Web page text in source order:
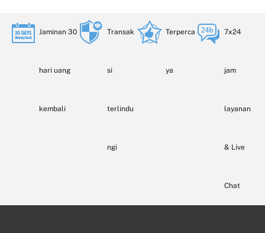
Jaminan 30
hari uang
kembali
Transak
si
terlindu
ngi
Terperca
ya
7x24
jam
layanan
& Live
Chat